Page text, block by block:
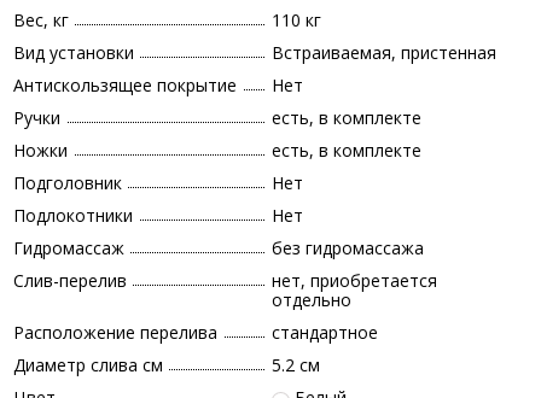
Вес, кг
110 кг
Вид установки
Встраиваемая, пристенная
Антискользящее покрытие
Нет
Ручки
есть, в комплекте
Ножки
есть, в комплекте
Подголовник
Нет
Подлокотники
Нет
Гидромассаж
без гидромассажа
Слив-перелив
нет, приобретается
отдельно
Расположение перелива
стандартное
Диаметр слива см
5.2 см